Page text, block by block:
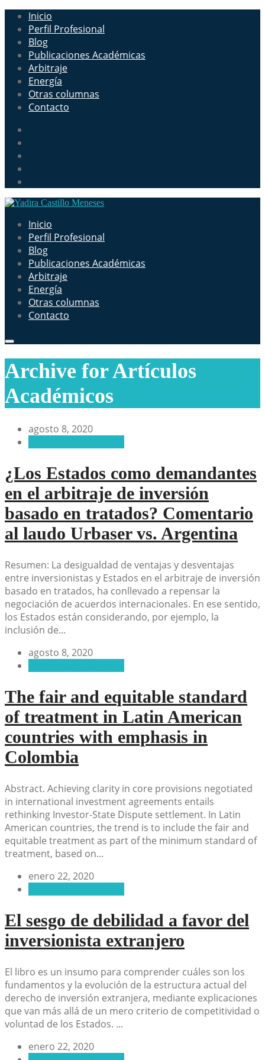
Inicio
Perfil Profesional
Blog
Publicaciones Académicas
Arbitraje
Energía
Otras columnas
Contacto
Inicio
Perfil Profesional
Blog
Publicaciones Académicas
Arbitraje
Energía
Otras columnas
Contacto
Archive for Artículos
Académicos
agosto 8, 2020
¿Los Estados como demandantes
en el arbitraje de inversión
basado en tratados? Comentario
al laudo Urbaser vs. Argentina
Resumen: La desigualdad de ventajas y desventajas
entre inversionistas y Estados en el arbitraje de inversión
basado en tratados, ha conllevado a repensar la
negociación de acuerdos internacionales. En ese sentido,
los Estados están considerando, por ejemplo, la
inclusión de...
agosto 8, 2020
The fair and equitable standard
of treatment in Latin American
countries with emphasis in
Colombia
Abstract. Achieving clarity in core provisions negotiated
in international investment agreements entails
rethinking Investor-State Dispute settlement. In Latin
American countries, the trend is to include the fair and
equitable treatment as part of the minimum standard of
treatment, based on...
enero 22, 2020
El sesgo de debilidad a favor del
inversionista extranjero
El libro es un insumo para comprender cuáles son los
fundamentos y la evolución de la estructura actual del
derecho de inversión extranjera, mediante explicaciones
que van más allá de un mero criterio de competitividad o
voluntad de los Estados. ...
enero 22, 2020